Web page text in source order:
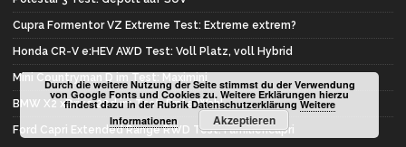
Cupra Formentor VZ Extreme Test: Extreme extrem?
Honda CR-V e:HEV AWD Test: Voll Platz, voll Hybrid
Mini Countryman D im Test: Maximini
BMW X2 xDrive 20d im Test: Erste Wahl
Ford Capri Extended Range RWD Test: Familiencapri
Durch die weitere Nutzung der Seite stimmst du der Verwendung
von Google Fonts und Cookies zu. Weitere Erklärungen hierzu
findest dazu in der Rubrik DatenschutzerklärungWeitere
Informationen
Akzeptieren